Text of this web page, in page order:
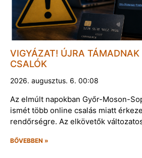
VIGYÁZAT! ÚJRA TÁMADNAK
CSALÓK
2026. augusztus. 6. 00:08
Az elmúlt napokban Győr-Moson-
ismét több online csalás miatt
rendőrségre. Az elkövetők
BŐVEBBEN »